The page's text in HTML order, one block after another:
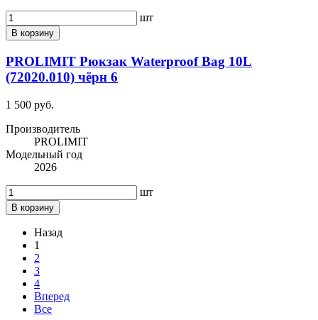
шт
В корзину
PROLIMIT Рюкзак Waterproof Bag 10L
(72020.010) чёрн 6
1 500 руб.
Производитель
PROLIMIT
Модельный год
2026
шт
В корзину
Назад
1
2
3
4
Вперед
Все